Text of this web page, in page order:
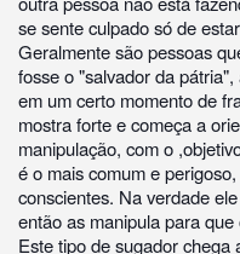
se sente culpado só de
Geralmente são pessoas
fosse o "salvador da
em um certo momento de
mostra forte e começa a
manipulação, com o
é o mais comum e
conscientes. Na verdade
então as manipula para
Este tipo de sugador chega